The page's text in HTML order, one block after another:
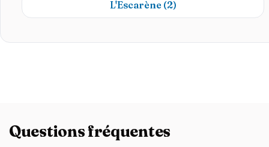
L'Escarène (2)
Questions fréquentes